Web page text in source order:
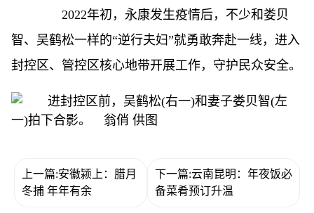
2022年初，永康发生疫情后，不少和娄贝
智、吴鹤松一样的“逆行夫妇”就勇敢奔赴一线，进入
封控区、管控区核心地带开展工作，守护民众安全。
上一篇:安徽颍上：腊月
冬捕 年年有余
下一篇:云南昆明：年夜饭必
备菜肴预订升温